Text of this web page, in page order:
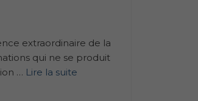
extraordinaire de la
qui ne se produit
… Lire la suite